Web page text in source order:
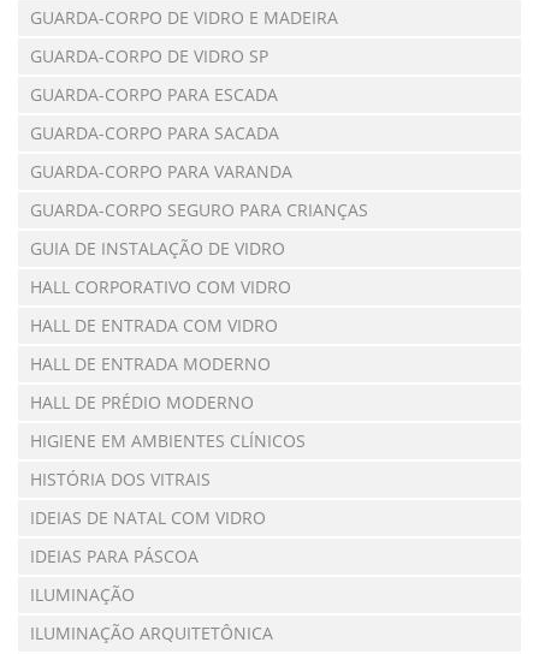
GUARDA-CORPO DE VIDRO E MADEIRA
GUARDA-CORPO DE VIDRO SP
GUARDA-CORPO PARA ESCADA
GUARDA-CORPO PARA SACADA
GUARDA-CORPO PARA VARANDA
GUARDA-CORPO SEGURO PARA CRIANÇAS
GUIA DE INSTALAÇÃO DE VIDRO
HALL CORPORATIVO COM VIDRO
HALL DE ENTRADA COM VIDRO
HALL DE ENTRADA MODERNO
HALL DE PRÉDIO MODERNO
HIGIENE EM AMBIENTES CLÍNICOS
HISTÓRIA DOS VITRAIS
IDEIAS DE NATAL COM VIDRO
IDEIAS PARA PÁSCOA
ILUMINAÇÃO
ILUMINAÇÃO ARQUITETÔNICA